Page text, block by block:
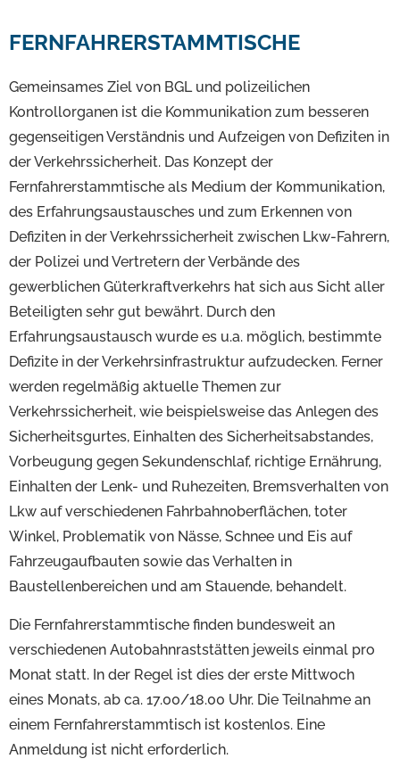
FERNFAHRERSTAMMTISCHE
Gemeinsames Ziel von BGL und polizeilichen
Kontrollorganen ist die Kommunikation zum besseren
gegenseitigen Verständnis und Aufzeigen von Defiziten in
der Verkehrssicherheit. Das Konzept der
Fernfahrerstammtische als Medium der Kommunikation,
des Erfahrungsaustausches und zum Erkennen von
Defiziten in der Verkehrssicherheit zwischen Lkw-Fahrern,
der Polizei und Vertretern der Verbände des
gewerblichen Güterkraftverkehrs hat sich aus Sicht aller
Beteiligten sehr gut bewährt. Durch den
Erfahrungsaustausch wurde es u.a. möglich, bestimmte
Defizite in der Verkehrsinfrastruktur aufzudecken. Ferner
werden regelmäßig aktuelle Themen zur
Verkehrssicherheit, wie beispielsweise das Anlegen des
Sicherheitsgurtes, Einhalten des Sicherheitsabstandes,
Vorbeugung gegen Sekundenschlaf, richtige Ernährung,
Einhalten der Lenk- und Ruhezeiten, Bremsverhalten von
Lkw auf verschiedenen Fahrbahnoberflächen, toter
Winkel, Problematik von Nässe, Schnee und Eis auf
Fahrzeugaufbauten sowie das Verhalten in
Baustellenbereichen und am Stauende, behandelt.
Die Fernfahrerstammtische finden bundesweit an
verschiedenen Autobahnraststätten jeweils einmal pro
Monat statt. In der Regel ist dies der erste Mittwoch
eines Monats, ab ca. 17.00/18.00 Uhr. Die Teilnahme an
einem Fernfahrerstammtisch ist kostenlos. Eine
Anmeldung ist nicht erforderlich.